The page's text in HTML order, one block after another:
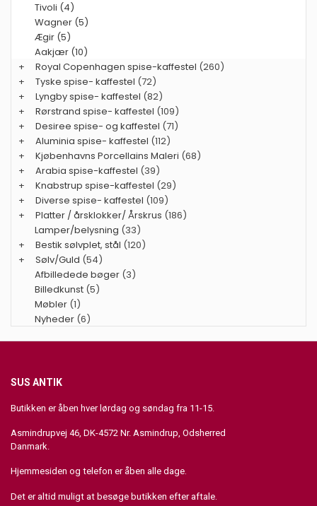
Tivoli (4)
Wagner (5)
Ægir (5)
Aakjær (10)
+
Royal Copenhagen spise-kaffestel (260)
+
Tyske spise- kaffestel (72)
+
Lyngby spise- kaffestel (82)
+
Rørstrand spise- kaffestel (109)
+
Desiree spise- og kaffestel (71)
+
Aluminia spise- kaffestel (112)
+
Kjøbenhavns Porcellains Maleri (68)
+
Arabia spise-kaffestel (39)
+
Knabstrup spise-kaffestel (29)
+
Diverse spise- kaffestel (109)
+
Platter / årsklokker/ Årskrus (186)
Lamper/belysning (33)
+
Bestik sølvplet, stål (120)
+
Sølv/Guld (54)
Afbilledede bøger (3)
Billedkunst (5)
Møbler (1)
Nyheder (6)
SUS ANTIK
Butikken er åben hver lørdag og søndag fra 11-15.
Asmindrupvej 46, DK-4572 Nr. Asmindrup, Odsherred
Danmark.
Hjemmesiden og telefon er åben alle dage.
Det er altid muligt at besøge butikken efter aftale.